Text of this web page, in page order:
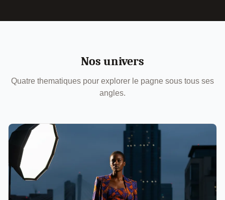
Nos univers
Quatre thematiques pour explorer le pagne sous tous ses
angles.